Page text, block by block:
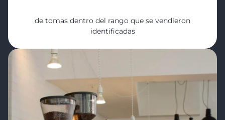
de tomas dentro del rango que se vendieron
identificadas